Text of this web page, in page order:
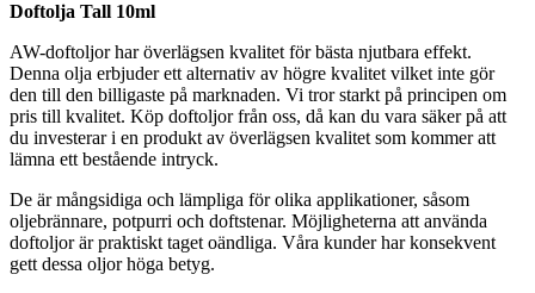
Doftolja Tall 10ml
AW-doftoljor har överlägsen kvalitet för bästa njutbara effekt.
Denna olja erbjuder ett alternativ av högre kvalitet vilket inte gör
den till den billigaste på marknaden. Vi tror starkt på principen om
pris till kvalitet. Köp doftoljor från oss, då kan du vara säker på att
du investerar i en produkt av överlägsen kvalitet som kommer att
lämna ett bestående intryck.
De är mångsidiga och lämpliga för olika applikationer, såsom
oljebrännare, potpurri och doftstenar. Möjligheterna att använda
doftoljor är praktiskt taget oändliga. Våra kunder har konsekvent
gett dessa oljor höga betyg.